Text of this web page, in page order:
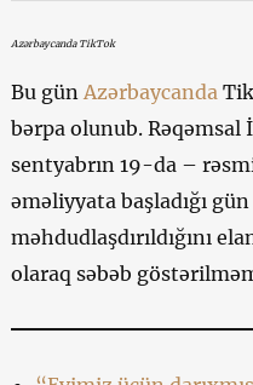
Azərbaycanda TikTok
Bu gün Azərbaycanda
bərpa olunub.
sentyabrın 19-da –
əməliyyata başladığı
məhdudlaşdırıldığını
olaraq səbəb